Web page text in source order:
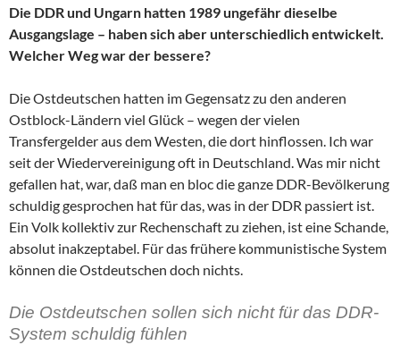
Die DDR und Ungarn hatten 1989 ungefähr dieselbe
Ausgangslage – haben sich aber unterschiedlich entwickelt.
Welcher Weg war der bessere?
Die Ostdeutschen hatten im Gegensatz zu den anderen
Ostblock-Ländern viel Glück – wegen der vielen
Transfergelder aus dem Westen, die dort hinflossen. Ich war
seit der Wiedervereinigung oft in Deutschland. Was mir nicht
gefallen hat, war, daß man en bloc die ganze DDR-Bevölkerung
schuldig gesprochen hat für das, was in der DDR passiert ist.
Ein Volk kollektiv zur Rechenschaft zu ziehen, ist eine Schande,
absolut inakzeptabel. Für das frühere kommunistische System
können die Ostdeutschen doch nichts.
Die Ostdeutschen sollen sich nicht für das DDR-
System schuldig fühlen